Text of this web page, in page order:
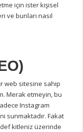
için ister kişisel
ve bunları nasıl
web sitesine sahip
Merak etmeyin, bu
Instagram
sunmaktadır. Fakat
kitleniz üzerinde